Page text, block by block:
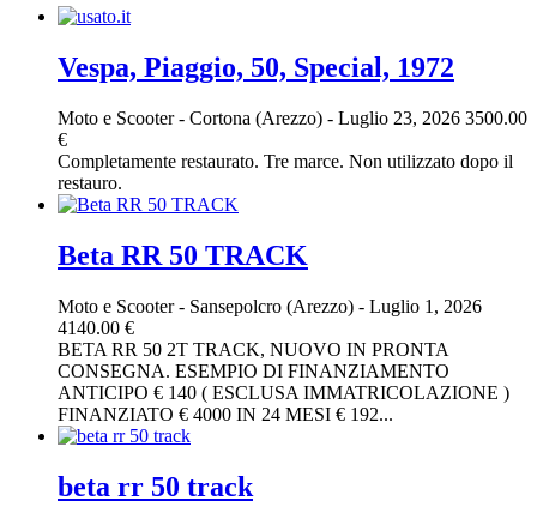
Vespa, Piaggio, 50, Special, 1972
Moto e Scooter- Cortona (Arezzo) - Luglio 23, 2026 3500.00
€
Completamente restaurato. Tre marce. Non utilizzato dopo il
restauro.
Beta RR 50 TRACK
Moto e Scooter- Sansepolcro (Arezzo) - Luglio 1, 2026
4140.00 €
BETA RR 50 2T TRACK, NUOVO IN PRONTA
CONSEGNA. ESEMPIO DI FINANZIAMENTO
ANTICIPO € 140 ( ESCLUSA IMMATRICOLAZIONE )
FINANZIATO € 4000 IN 24 MESI € 192...
beta rr 50 track